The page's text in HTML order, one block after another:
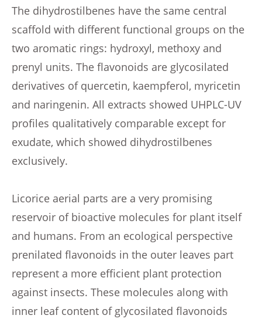
The dihydrostilbenes have the same central
scaffold with different functional groups on the
two aromatic rings: hydroxyl, methoxy and
prenyl units. The flavonoids are glycosilated
derivatives of quercetin, kaempferol, myricetin
and naringenin. All extracts showed UHPLC-UV
profiles qualitatively comparable except for
exudate, which showed dihydrostilbenes
exclusively.
Licorice aerial parts are a very promising
reservoir of bioactive molecules for plant itself
and humans. From an ecological perspective
prenilated flavonoids in the outer leaves part
represent a more efficient plant protection
against insects. These molecules along with
inner leaf content of glycosilated flavonoids